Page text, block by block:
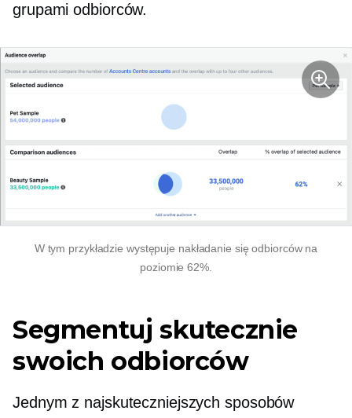
grupami odbiorców.
W tym przykładzie występuje nakładanie się odbiorców na
poziomie 62%.
Segmentuj skutecznie
swoich odbiorców
Jednym z najskuteczniejszych sposobów